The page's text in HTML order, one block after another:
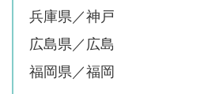
兵庫県／神戸
広島県／広島
福岡県／福岡